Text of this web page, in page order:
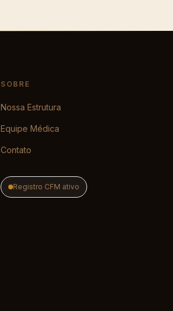
SOBRE
Nossa Estrutura
Equipe Médica
Contato
Registro CFM ativo